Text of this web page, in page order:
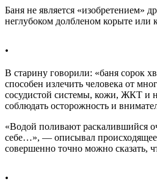
Баня не является «изобретением»
неглубоком долбленом корыте или
.
В старину говорили: «баня сорок
способен излечить человека от
сосудистой системы, кожи, ЖКТ и
соблюдать осторожность и
«Водой поливают раскалившийся
себе…», — описывал
совершенно точно можно сказать,
.